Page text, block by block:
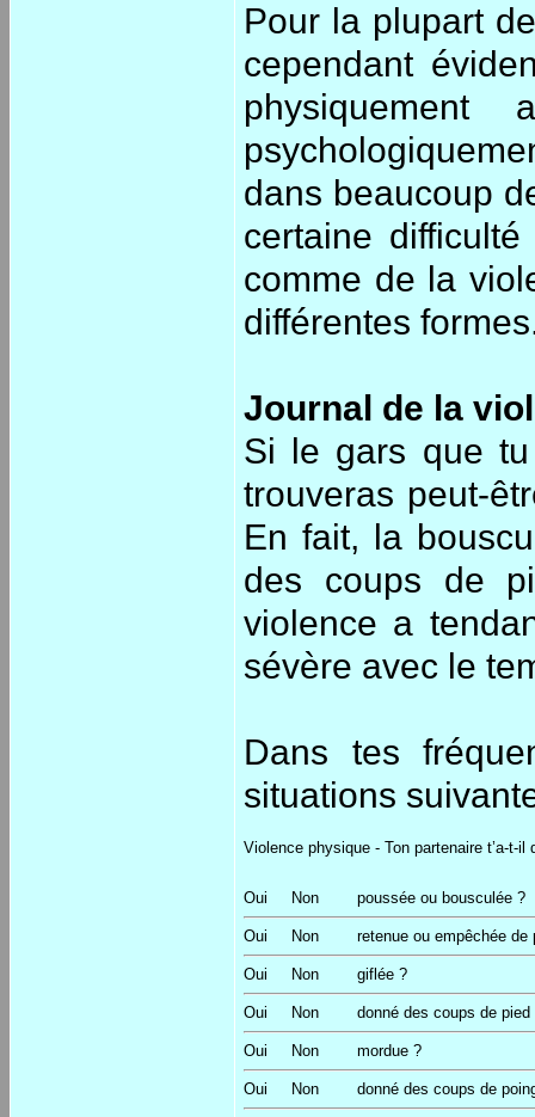
Pour la plupart
cependant
dans beaucoup
certaine
comme de la
différentes
Journal de la
Si le gars que
trouveras peut-
En fait, la
des coups de
violence a
sévère avec le
Dans tes
situations
Violence physique - Ton partenaire t’a-t-il
Oui Non poussée ou bousculée ?
Oui Non retenue ou empêchée de
Oui Non giflée ?
Oui Non donné des coups de pied
Oui Non mordue ?
Oui Non donné des coups de